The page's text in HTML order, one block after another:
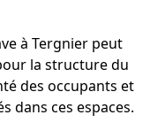
à Tergnier peut
la structure du
des occupants et
dans ces espaces.